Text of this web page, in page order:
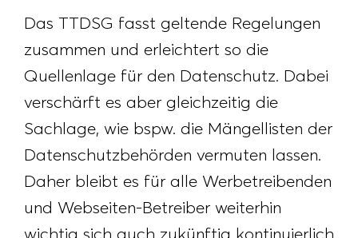
Das TTDSG fasst geltende Regelungen
zusammen und erleichtert so die
Quellenlage für den Datenschutz. Dabei
verschärft es aber gleichzeitig die
Sachlage, wie bspw. die Mängellisten der
Datenschutzbehörden vermuten lassen.
Daher bleibt es für alle Werbetreibenden
und Webseiten-Betreiber weiterhin